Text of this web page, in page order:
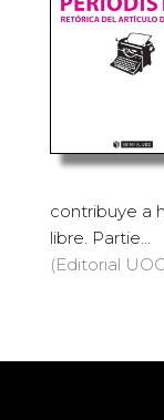
contribuye a
libre. Partie...
(Editorial